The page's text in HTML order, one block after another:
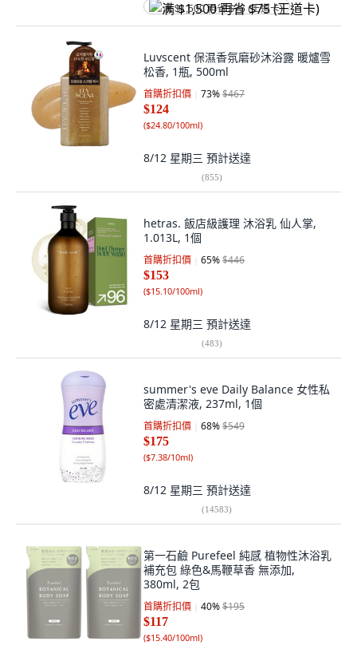
满 $1,500 再省 $75 (王道卡)
Luvscent 保濕香氛磨砂沐浴露 暖爐雪
松香, 1瓶, 500ml
首購折扣價 73%$467
$124
($24.80/100ml)
8/12 星期三 預計送達
(855)
hetras. 飯店級護理 沐浴乳 仙人掌,
1.013L, 1個
首購折扣價 65%$446
$153
($15.10/100ml)
8/12 星期三 預計送達
(483)
summer's eve Daily Balance 女性私
密處清潔液, 237ml, 1個
首購折扣價 68%$549
$175
($7.38/10ml)
8/12 星期三 預計送達
(14583)
第一石鹼 Purefeel 純感 植物性沐浴乳
補充包 綠色&馬鞭草香 無添加,
380ml, 2包
首購折扣價 40%$195
$117
($15.40/100ml)